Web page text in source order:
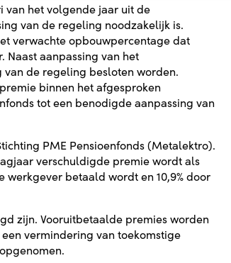
van het volgende jaar uit de
van de regeling noodzakelijk is.
verwachte opbouwpercentage dat
aanpassing van het
de regeling besloten worden.
binnen het afgesproken
tot een benodigde aanpassing van
PME Pensioenfonds (Metalektro).
verschuldigde premie wordt als
werkgever betaald wordt en 10,9% door
zijn. Vooruitbetaalde premies worden
vermindering van toekomstige